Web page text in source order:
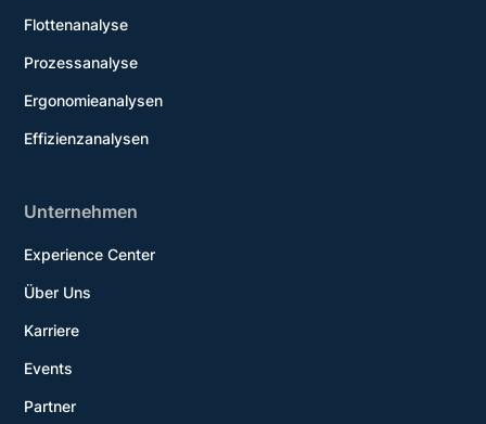
Flottenanalyse
Prozessanalyse
Ergonomieanalysen
Effizienzanalysen
Unternehmen
Experience Center
Über Uns
Karriere
Events
Partner